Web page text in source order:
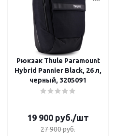
Рюкзак Thule Paramount
Hybrid Pannier Black, 26 л,
черный, 3205091
19 900 руб./шт
27 900руб.